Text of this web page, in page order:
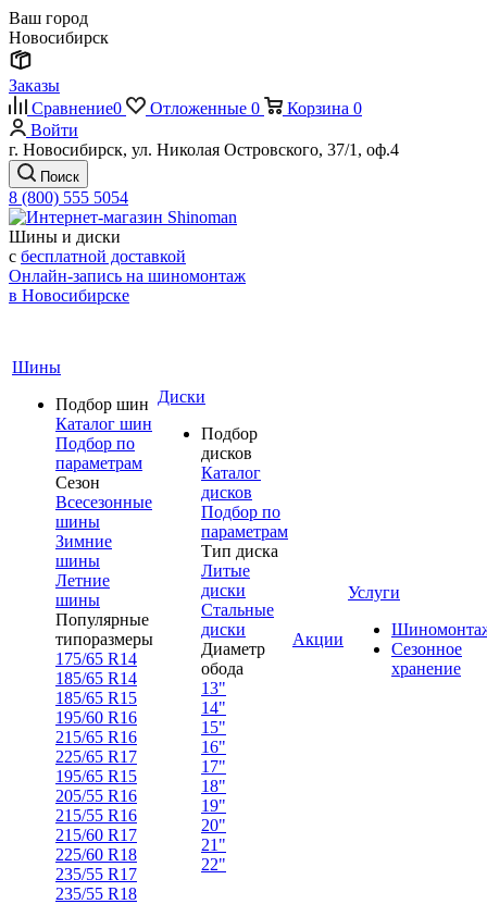
Ваш город
Новосибирск
Заказы
Сравнение0 Отложенные 0 Корзина 0
Войти
г. Новосибирск, ул. Николая Островского, 37/1, оф.4
Поиск
8 (800) 555 5054
Шины и диски
с бесплатной доставкой
Онлайн-запись на шиномонтаж
в Новосибирске
Шины
Подбор шин
Каталог шин
Подбор по
параметрам
Сезон
Всесезонные
шины
Зимние
шины
Летние
шины
Популярные
типоразмеры
175/65 R14
185/65 R14
185/65 R15
195/60 R16
215/65 R16
225/65 R17
195/65 R15
205/55 R16
215/55 R16
215/60 R17
225/60 R18
235/55 R17
235/55 R18
Диски
Подбор
дисков
Каталог
дисков
Подбор по
параметрам
Тип диска
Литые
диски
Стальные
диски
Диаметр
обода
13"
14"
15"
16"
17"
18"
19"
20"
21"
22"
Акции
Услуги
Сезонное
хранение